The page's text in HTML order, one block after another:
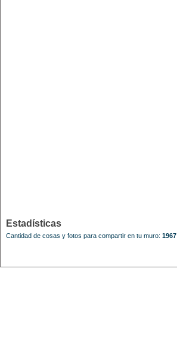
Estadísticas
Cantidad de cosas y fotos para compartir en tu muro: 1967